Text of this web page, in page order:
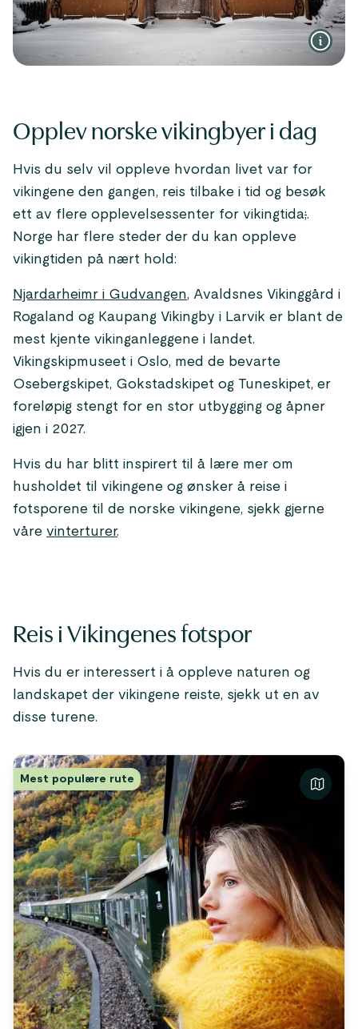
Opplev norske vikingbyer i dag
Hvis du selv vil oppleve hvordan livet var for
vikingene den gangen, reis tilbake i tid og besøk
ett av flere opplevelsessenter for vikingtida;.
Norge har flere steder der du kan oppleve
vikingtiden på nært hold:
Njardarheimr i Gudvangen, Avaldsnes Vikinggård i
Rogaland og Kaupang Vikingby i Larvik er blant de
mest kjente vikinganleggene i landet.
Vikingskipmuseet i Oslo, med de bevarte
Osebergskipet, Gokstadskipet og Tuneskipet, er
foreløpig stengt for en stor utbygging og åpner
igjen i 2027.
Hvis du har blitt inspirert til å lære mer om
husholdet til vikingene og ønsker å reise i
fotsporene til de norske vikingene, sjekk gjerne
våre vinterturer.
Reis i Vikingenes fotspor
Hvis du er interessert i å oppleve naturen og
landskapet der vikingene reiste, sjekk ut en av
disse turene.
Mest populære rute